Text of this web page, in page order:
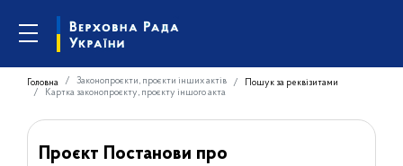
Головна Законопроєкти, проєкти інших актів
Пошук за реквізитами
Картка законопроєкту, проєкту іншого акта
Проєкт Постанови про